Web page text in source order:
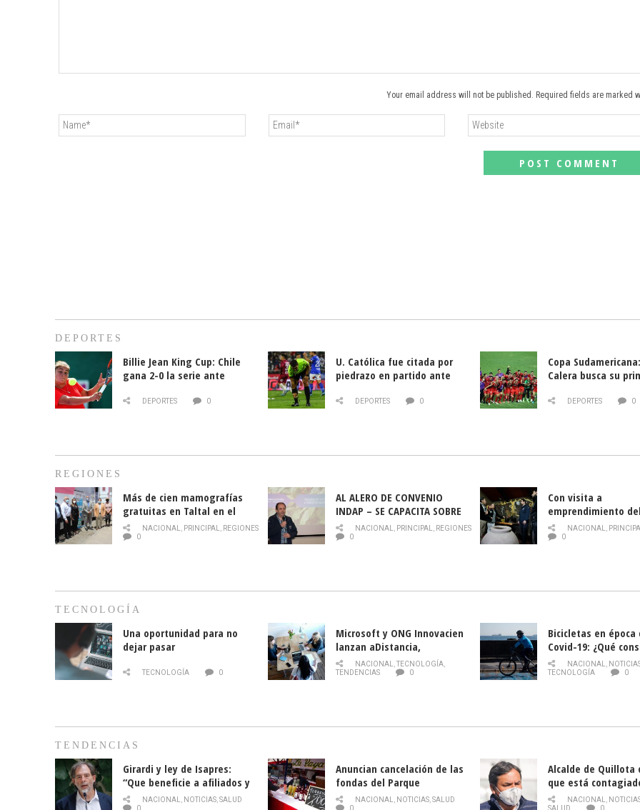
Your email address will not be published. Required fields are marked
DEPORTES
Billie Jean King Cup: Chile
gana 2-0 la serie ante
DEPORTES 0
U. Católica fue citada por
piedrazo en partido ante
DEPORTES 0
Copa
Calera busca su
DEPORTES 0
REGIONES
Más de cien mamografías
gratuitas en Taltal en el
mes de la prevención del
cáncer de mama
NACIONAL, PRINCIPAL, REGIONES
0
AL ALERO DE CONVENIO
INDAP – SE CAPACITA SOBRE
PLAGA DROSOPHILA SUZUKII
NACIONAL, PRINCIPAL, REGIONES
0
Con visita a
emprendimiento
y llamado al
historia campesina
NACIONAL,
0
TECNOLOGÍA
Una oportunidad para no
dejar pasar
TECNOLOGÍA 0
Microsoft y ONG Innovacien
lanzan aDistancia,
plataforma con cursos
gratuitos online sobre
NACIONAL,TECNOLOGÍA,
TENDENCIAS
0
Bicicletas en época
Covid-19: ¿Qué
momento de
NACIONAL,
TECNOLOGÍA
0
TENDENCIAS
Girardi y ley de Isapres:
“Que beneficie a afiliados y
no legalice el abuso”
NACIONAL, NOTICIAS,SALUD
0
Anuncian cancelación de las
fondas del Parque
O’Higgins debido al
NACIONAL, NOTICIAS,SALUD
0
Alcalde de Quillota
que está
COVID-19
NACIONAL,
SALUD
0